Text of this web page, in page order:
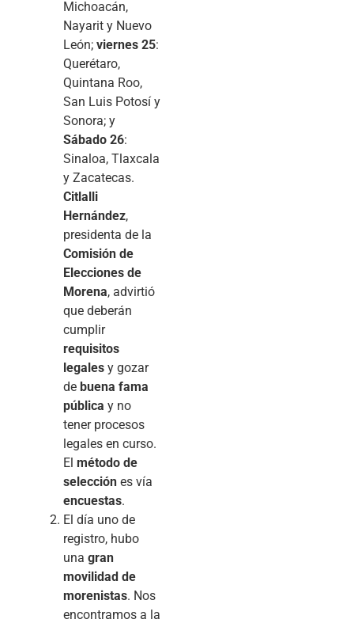
Michoacán,
Nayarit y Nuevo
León; viernes 25:
Querétaro,
Quintana Roo,
San Luis Potosí y
Sonora; y
Sábado 26:
Sinaloa, Tlaxcala
y Zacatecas.
Citlalli
Hernández,
presidenta de la
Comisión de
Elecciones de
Morena, advirtió
que deberán
cumplir
requisitos
legales y gozar
de buena fama
pública y no
tener procesos
legales en curso.
El método de
selección es vía
encuestas.
El día uno de
registro, hubo
una gran
movilidad de
morenistas. Nos
encontramos a la